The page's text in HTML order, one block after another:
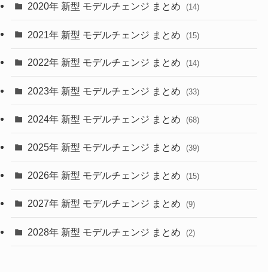
(10)
(9)
(22)
(4)
(9)
(4)
(1)
2020年 新型 モデルチェンジ まとめ (14)
2021年 新型 モデルチェンジ まとめ (15)
2022年 新型 モデルチェンジ まとめ (14)
2023年 新型 モデルチェンジ まとめ (33)
2024年 新型 モデルチェンジ まとめ (68)
2025年 新型 モデルチェンジ まとめ (39)
2026年 新型 モデルチェンジ まとめ (15)
2027年 新型 モデルチェンジ まとめ (9)
2028年 新型 モデルチェンジ まとめ (2)